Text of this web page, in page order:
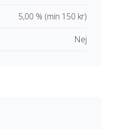
5,00 % (min 150 kr)
Nej